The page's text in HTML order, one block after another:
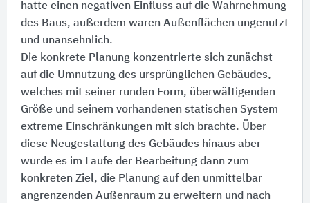
hatte einen negativen Einfluss auf die Wahrnehmung
des Baus, außerdem waren Außenflächen ungenutzt
und unansehnlich.
Die konkrete Planung konzentrierte sich zunächst
auf die Umnutzung des ursprünglichen Gebäudes,
welches mit seiner runden Form, überwältigenden
Größe und seinem vorhandenen statischen System
extreme Einschränkungen mit sich brachte. Über
diese Neugestaltung des Gebäudes hinaus aber
wurde es im Laufe der Bearbeitung dann zum
konkreten Ziel, die Planung auf den unmittelbar
angrenzenden Außenraum zu erweitern und nach